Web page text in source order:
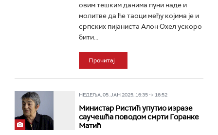
овим тешким данима пуни наде и
молитве да ће таоци међу којима је и
српских пијаниста Алон Охел ускоро
бити...
Прочитај
НЕДЕЉА, 05. ЈАН 2025, 16:35 -> 16:52
Министар Ристић упутио изразе
саучешћа поводом смрти Горанке
Матић